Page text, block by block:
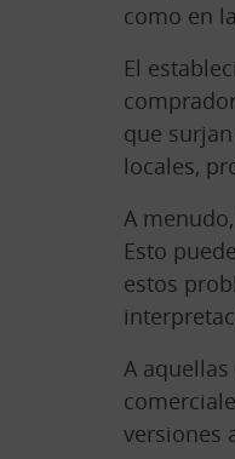
como en
El
que
locales,
A
Esto
estos
A
versiones